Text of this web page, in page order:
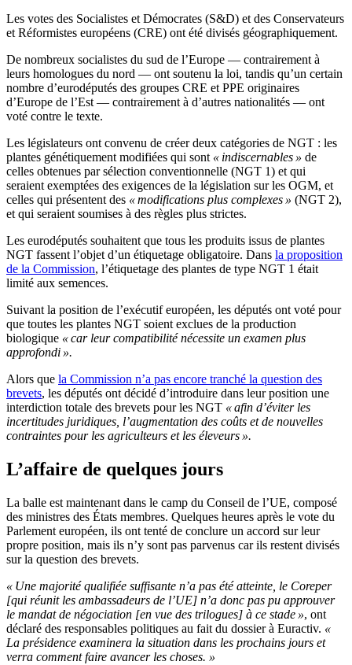
Les votes des Socialistes et Démocrates (S&D) et des Conservateurs
et Réformistes européens (CRE) ont été divisés géographiquement.
De nombreux socialistes du sud de l’Europe — contrairement à
leurs homologues du nord — ont soutenu la loi, tandis qu’un certain
nombre d’eurodéputés des groupes CRE et PPE originaires
d’Europe de l’Est — contrairement à d’autres nationalités — ont
voté contre le texte.
Les législateurs ont convenu de créer deux catégories de NGT : les
plantes génétiquement modifiées qui sont « indiscernables » de
celles obtenues par sélection conventionnelle (NGT 1) et qui
seraient exemptées des exigences de la législation sur les OGM, et
celles qui présentent des « modifications plus complexes » (NGT 2),
et qui seraient soumises à des règles plus strictes.
Les eurodéputés souhaitent que tous les produits issus de plantes
NGT fassent l’objet d’un étiquetage obligatoire. Dans la proposition
de la Commission, l’étiquetage des plantes de type NGT 1 était
limité aux semences.
Suivant la position de l’exécutif européen, les députés ont voté pour
que toutes les plantes NGT soient exclues de la production
biologique « car leur compatibilité nécessite un examen plus
approfondi ».
Alors que la Commission n’a pas encore tranché la question des
brevets, les députés ont décidé d’introduire dans leur position une
interdiction totale des brevets pour les NGT « afin d’éviter les
incertitudes juridiques, l’augmentation des coûts et de nouvelles
contraintes pour les agriculteurs et les éleveurs ».
L’affaire de quelques jours
La balle est maintenant dans le camp du Conseil de l’UE, composé
des ministres des États membres. Quelques heures après le vote du
Parlement européen, ils ont tenté de conclure un accord sur leur
propre position, mais ils n’y sont pas parvenus car ils restent divisés
sur la question des brevets.
« Une majorité qualifiée suffisante n’a pas été atteinte, le Coreper
[qui réunit les ambassadeurs de l’UE] n’a donc pas pu approuver
le mandat de négociation [en vue des trilogues] à ce stade », ont
déclaré des responsables politiques au fait du dossier à Euractiv. «
La présidence examinera la situation dans les prochains jours et
verra comment faire avancer les choses. »